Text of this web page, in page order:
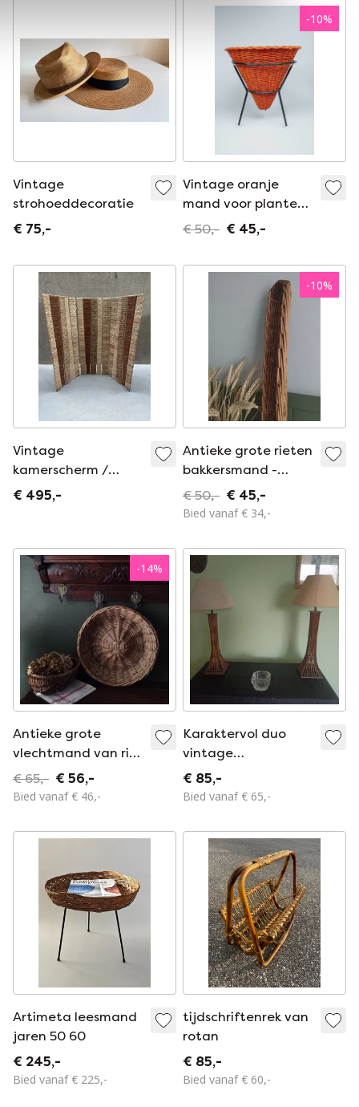
Vintage
strohoeddecoratie
€ 75,-
-10%
Vintage oranje
mand voor planten
of speelgoed, Dirk
Rohé
€ 50,- € 45,-
Vintage
kamerscherm /
roomdivider biezen
€ 495,-
-10%
Antieke grote rieten
bakkersmand -
Baguette
€ 50,- € 45,-
Bied vanaf € 34,-
-14%
Antieke grote
vlechtmand van riet
- Krans
€ 65,- € 56,-
Bied vanaf € 46,-
Karaktervol duo
vintage
tafellampen –
Metaal & Rotan –
€ 85,-
Bied vanaf € 65,-
Artimeta leesmand
jaren 50 60
€ 245,-
Bied vanaf € 225,-
tijdschriftenrek van
rotan
€ 85,-
Bied vanaf € 60,-